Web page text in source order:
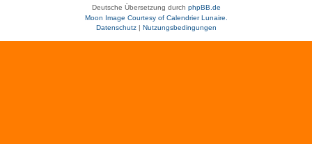
Deutsche Übersetzung durch phpBB.de
Moon Image Courtesy of Calendrier Lunaire.
Datenschutz| Nutzungsbedingungen